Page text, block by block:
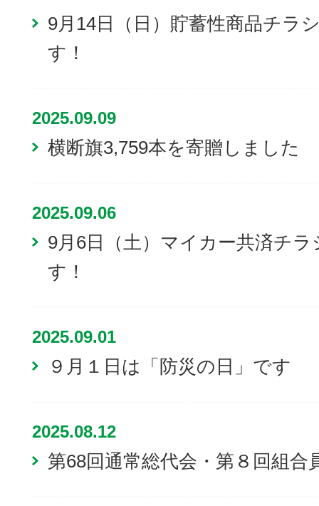
9月14日（日）貯蓄性商品チラ
す！
2025.09.09
横断旗3,759本を寄贈しました
2025.09.06
9月6日（土）マイカー共済チ
す！
2025.09.01
９月１日は「防災の日」です
2025.08.12
第68回通常総代会・第８回組合